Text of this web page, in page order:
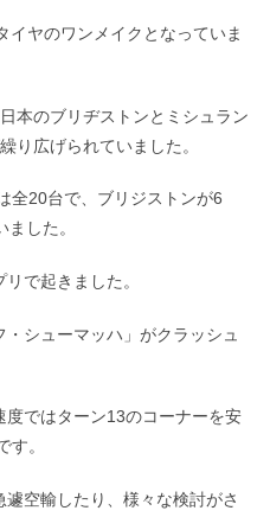
イヤのワンメイクとなっていま
本のブリヂストンとミシュラン
り広げられていました。
全20台で、ブリジストンが6
した。
で起きました。
シューマッハ」がクラッシュ
ではターン13のコーナーを安
す。
空輸したり、様々な検討がさ